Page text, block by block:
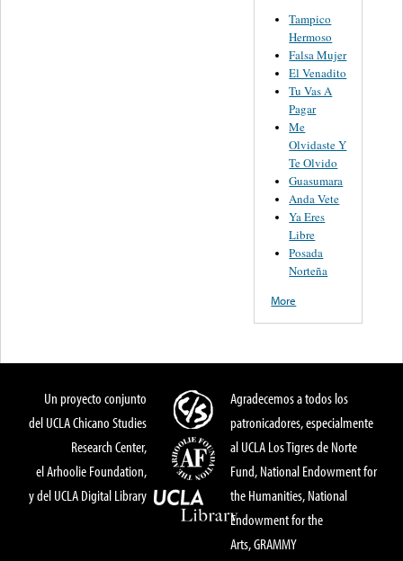
Tampico
Hermoso
Falsa Mujer
El Venadito
Tu Vas A
Pagar
Me
Olvidaste Y
Te Olvido
Guasumara
Anda Vete
Ya Eres
Libre
Posada
Norteña
More
Un proyecto conjunto
del UCLA Chicano Studies
Research Center,
el Arhoolie Foundation,
y del UCLA Digital Library
Agradecemos a todos los
patronicadores, especialmente
al UCLA Los Tigres de Norte
Fund, National Endowment for
the Humanities, National
Endowment for the
Arts, GRAMMY